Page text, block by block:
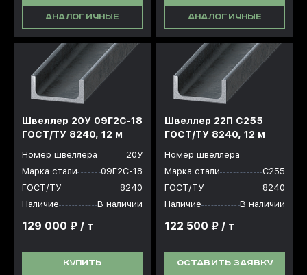
АНАЛОГИЧНЫЕ АНАЛОГИЧНЫЕ
Швеллер 20У 09Г2С-18
ГОСТ/ТУ 8240, 12 м
Номер швеллера
20У
Марка стали
09Г2С-18
ГОСТ/ТУ
8240
Наличие
В наличии
129 000 ₽ / т
КУПИТЬ
Швеллер 22П С255
ГОСТ/ТУ 8240, 12 м
Номер швеллера
Марка стали
С255
ГОСТ/ТУ
8240
Наличие
В наличии
122 500 ₽ / т
ОСТАВИТЬ ЗАЯВКУ